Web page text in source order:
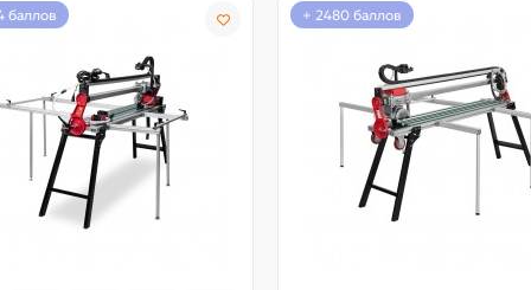
пыли
увеличения.
наклона от 0° до 50°. БЫСТРАЯ регулировка
баллов + 2480 баллов